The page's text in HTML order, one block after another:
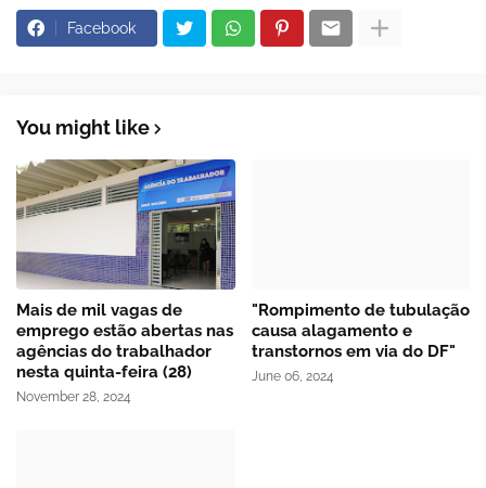
Facebook
You might like
Mais de mil vagas de
emprego estão abertas nas
agências do trabalhador
nesta quinta-feira (28)
November 28, 2024
"Rompimento de tubulação
causa alagamento e
transtornos em via do DF"
June 06, 2024